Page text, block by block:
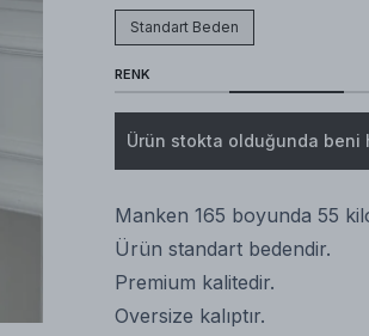
Standart Beden
RENK
Ürün stokta olduğunda beni
Manken 165 boyunda 55
Ürün standart bedendir.
Premium kalitedir.
Oversize kalıptır.